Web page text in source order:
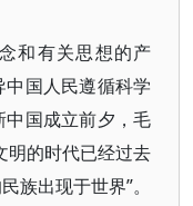
和有关思想的产
国人民遵循科学
国成立前夕，毛
明的时代已经过去
族出现于世界”。